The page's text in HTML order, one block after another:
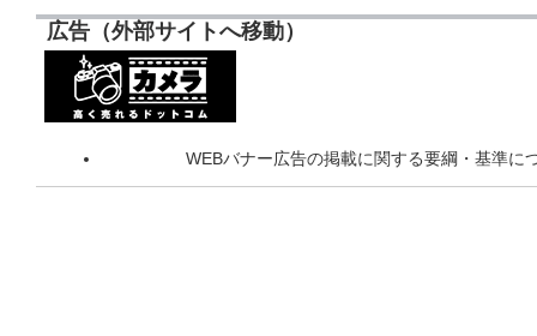
広告（外部サイトへ移動）
WEBバナー広告の掲載に関する要綱・基準に